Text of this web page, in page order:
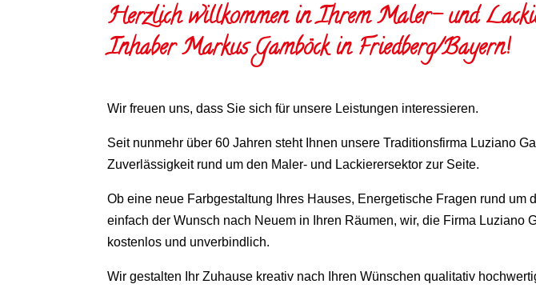
Herzlich willkommen in Ihrem Maler- und
Inhaber Markus Gamböck in Friedberg/Bayern!
Wir freuen uns, dass Sie sich für unsere Leistungen interessieren.
Seit nunmehr über 60 Jahren steht Ihnen unsere Traditionsfirma Luziano
Zuverlässigkeit rund um den Maler- und Lackierersektor zur Seite.
Ob eine neue Farbgestaltung Ihres Hauses, Energetische Fragen rund
einfach der Wunsch nach Neuem in Ihren Räumen, wir, die Firma
kostenlos und unverbindlich.
Wir gestalten Ihr Zuhause kreativ nach Ihren Wünschen qualitativ